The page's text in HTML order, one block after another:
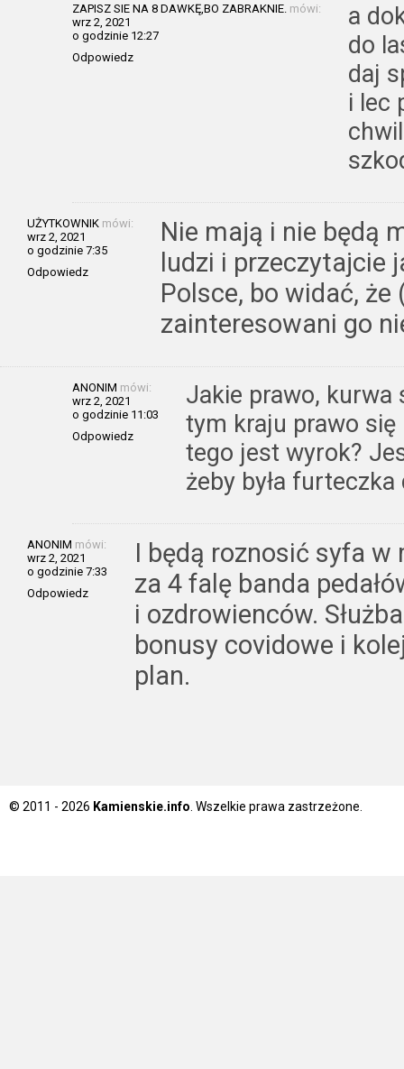
ZAPISZ SIE NA 8 DAWKĘ,BO ZABRAKNIE. mówi:
wrz 2, 2021
o godzinie 12:27
Odpowiedz
a
do
daj
i lec
UŻYTKOWNIK mówi:
wrz 2, 2021
o godzinie 7:35
Odpowiedz
Nie mają i nie będą
ludzi i przeczytajcie
Polsce, bo widać,
zainteresowani go
ANONIM mówi:
wrz 2, 2021
o godzinie 11:03
Odpowiedz
Jakie prawo, kurwa
tym kraju prawo
tego jest wyrok?
żeby była
ANONIM mówi:
wrz 2, 2021
o godzinie 7:33
Odpowiedz
I będą roznosić syfa
za 4 falę banda
i ozdrowienców.
bonusy covidowe i
plan.
© 2011 - 2026 Kamienskie.info . Wszelkie prawa zastrzeżone.